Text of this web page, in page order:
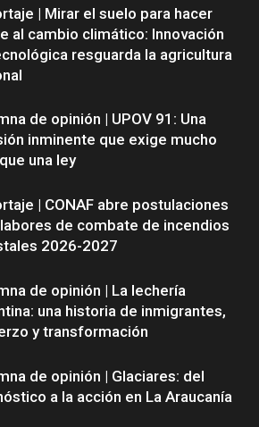
| Mirar el suelo para hacer
al cambio climático: Innovación
resguarda la agricultura
de opinión | UPOV 91: Una
inminente que exige mucho
una ley
| CONAF abre postulaciones
de combate de incendios
2026-2027
de opinión | La lechería
una historia de inmigrantes,
y transformación
de opinión | Glaciares: del
a la acción en La Araucanía